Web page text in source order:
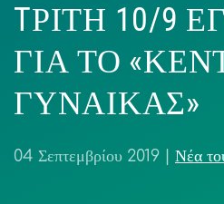
TΡΙΤΗ 10/9
ΓΙΑ ΤΟ
ΓΥΝΑΙΚΑΣ»
04 Σεπτεμβρίου 2019 Νέα